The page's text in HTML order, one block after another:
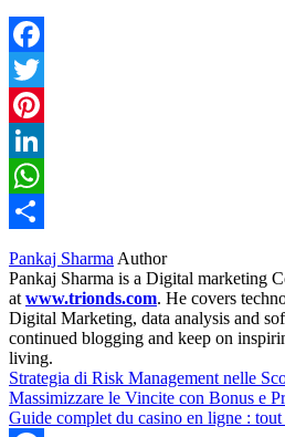
Facebook
Twitter
Pinterest
LinkedIn
WhatsApp
Pankaj Sharma Author
Pankaj Sharma is a Digital marketing
at www.trionds.com. He covers
Digital Marketing, data analysis and
continued blogging and keep on
living.
Strategia di Risk Management nelle
Massimizzare le Vincite con Bonus e
Guide complet du casino en ligne :